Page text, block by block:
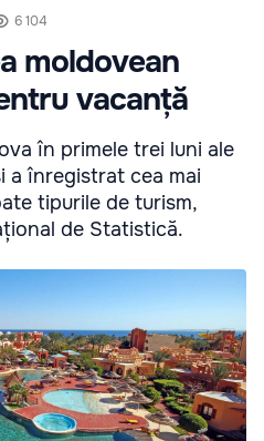
6 104
moldovean
vacanță
în primele trei luni ale
a înregistrat cea mai
tipurile de turism,
de Statistică.